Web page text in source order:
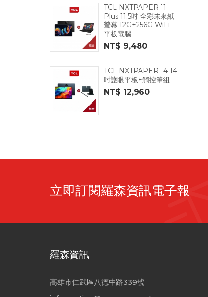
TCL NXTPAPER 11
Plus 11.5吋 全彩未來紙
螢幕 12G+256G WiFi
平板電腦
NT$ 9,480
TCL NXTPAPER 14 14
吋護眼平板+觸控筆組
NT$ 12,960
立即訂閱羅森資訊電子報
羅森資訊
高雄市仁武區八德中路339號